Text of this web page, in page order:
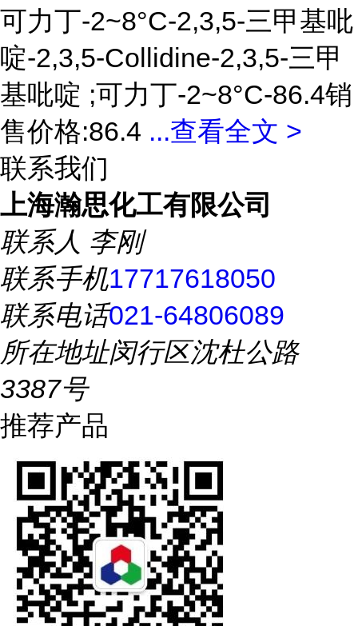
可力丁-2~8°C-2,3,5-三甲基吡
啶-2,3,5-Collidine-2,3,5-三甲
基吡啶 ;可力丁-2~8°C-86.4销
售价格:86.4 ...查看全文 >
联系我们
上海瀚思化工有限公司
联系人 李刚
联系手机17717618050
联系电话021-64806089
所在地址闵行区沈杜公路
3387号
推荐产品